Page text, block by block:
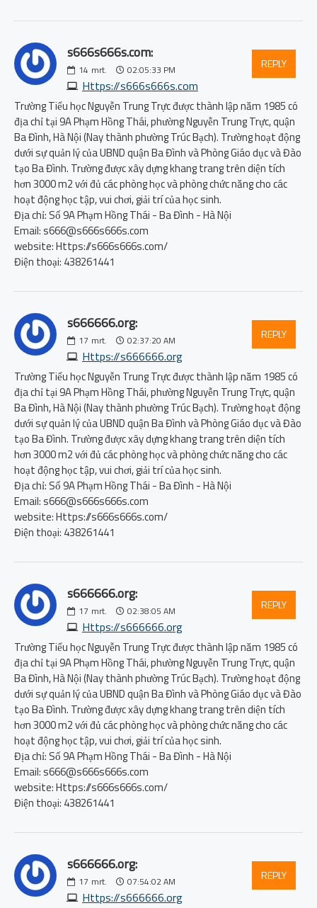
s666s666s.com:
14 mrt. 02:05:33 PM
Https://s666s666s.com
REPLY
Trường Tiểu học Nguyễn Trung Trực được thành lập năm 1985 có
địa chỉ tại 9A Phạm Hồng Thái, phường Nguyễn Trung Trực, quận
Ba Đình, Hà Nội (Nay thành phường Trúc Bạch). Trường hoạt động
dưới sự quản lý của UBND quận Ba Đình và Phòng Giáo dục và Đào
tạo Ba Đình. Trường được xây dựng khang trang trên diện tích
hơn 3000 m2 với đủ các phòng học và phòng chức năng cho các
hoạt động học tập, vui chơi, giải trí của học sinh.
Địa chỉ: Số 9A Phạm Hồng Thái - Ba Đình - Hà Nội
Email: s666@s666s666s.com
website: Https://s666s666s.com/
Điện thoại: 438261441
s666666.org:
17 mrt. 02:37:20 AM
Https://s666666.org
REPLY
Trường Tiểu học Nguyễn Trung Trực được thành lập năm 1985 có
địa chỉ tại 9A Phạm Hồng Thái, phường Nguyễn Trung Trực, quận
Ba Đình, Hà Nội (Nay thành phường Trúc Bạch). Trường hoạt động
dưới sự quản lý của UBND quận Ba Đình và Phòng Giáo dục và Đào
tạo Ba Đình. Trường được xây dựng khang trang trên diện tích
hơn 3000 m2 với đủ các phòng học và phòng chức năng cho các
hoạt động học tập, vui chơi, giải trí của học sinh.
Địa chỉ: Số 9A Phạm Hồng Thái - Ba Đình - Hà Nội
Email: s666@s666s666s.com
website: Https://s666s666s.com/
Điện thoại: 438261441
s666666.org:
17 mrt. 02:38:05 AM
Https://s666666.org
REPLY
Trường Tiểu học Nguyễn Trung Trực được thành lập năm 1985 có
địa chỉ tại 9A Phạm Hồng Thái, phường Nguyễn Trung Trực, quận
Ba Đình, Hà Nội (Nay thành phường Trúc Bạch). Trường hoạt động
dưới sự quản lý của UBND quận Ba Đình và Phòng Giáo dục và Đào
tạo Ba Đình. Trường được xây dựng khang trang trên diện tích
hơn 3000 m2 với đủ các phòng học và phòng chức năng cho các
hoạt động học tập, vui chơi, giải trí của học sinh.
Địa chỉ: Số 9A Phạm Hồng Thái - Ba Đình - Hà Nội
Email: s666@s666s666s.com
website: Https://s666s666s.com/
Điện thoại: 438261441
s666666.org:
17 mrt. 07:54:02 AM
Https://s666666.org
REPLY